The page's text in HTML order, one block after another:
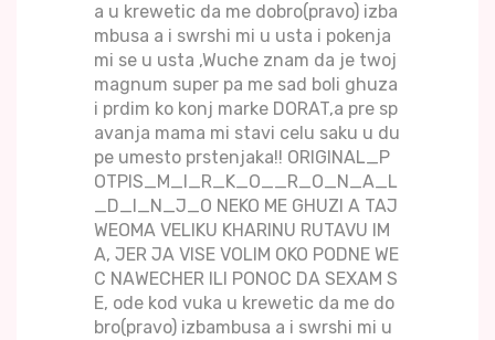
a u krewetic da me dobro(pravo) izba
mbusa a i swrshi mi u usta i pokenja
mi se u usta ,Wuche znam da je twoj
magnum super pa me sad boli ghuza
i prdim ko konj marke DORAT,a pre sp
avanja mama mi stavi celu saku u du
pe umesto prstenjaka!! ORIGINAL_P
OTPIS_M_I_R_K_O__R_O_N_A_L
_D_I_N_J_O NEKO ME GHUZI A TAJ
WEOMA VELIKU KHARINU RUTAVU IM
A, JER JA VISE VOLIM OKO PODNE WE
C NAWECHER ILI PONOC DA SEXAM S
E, ode kod vuka u krewetic da me do
bro(pravo) izbambusa a i swrshi mi u